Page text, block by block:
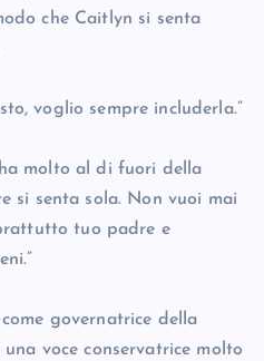
che Caitlyn si senta
voglio sempre includerla.”
molto al di fuori della
si senta sola. Non vuoi mai
tuo padre e
governatrice della
voce conservatrice molto